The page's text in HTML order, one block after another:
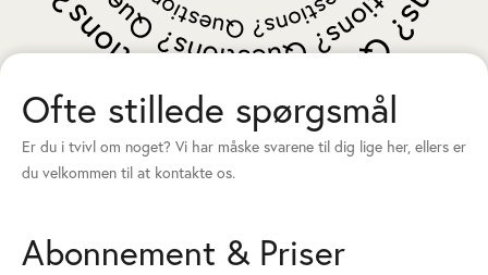
Ofte stillede spørgsmål
Er du i tvivl om noget? Vi har måske svarene til dig lige her, ellers er
du velkommen til at kontakte os.
Abonnement & Priser